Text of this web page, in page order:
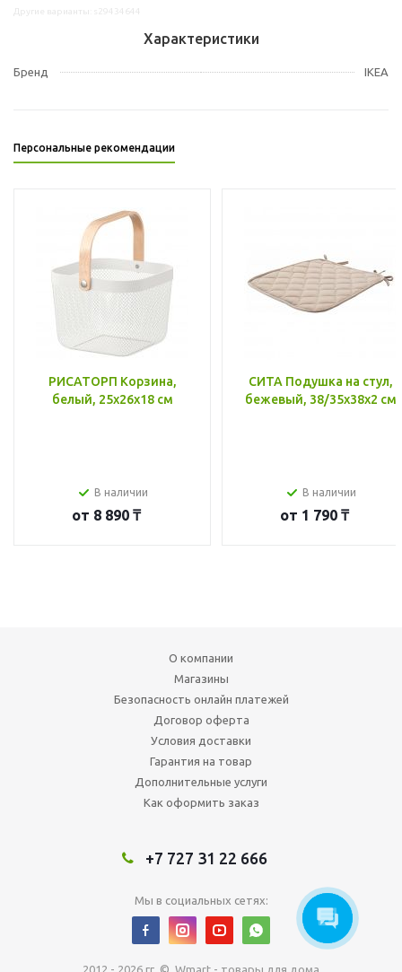
Характеристики
Бренд IKEA
Персональные рекомендации
РИСАТОРП Корзина,
белый, 25x26x18 см
В наличии
от 8 890 ₸
СИТА Подушка на стул,
бежевый, 38/35x38x2 см
В наличии
от 1 790 ₸
О компании
Магазины
Безопасность онлайн платежей
Договор оферта
Условия доставки
Гарантия на товар
Дополнительные услуги
Как оформить заказ
+7 727 31 22 666
Мы в социальных сетях:
2012 - 2026 гг. © Wmart - товары для дома